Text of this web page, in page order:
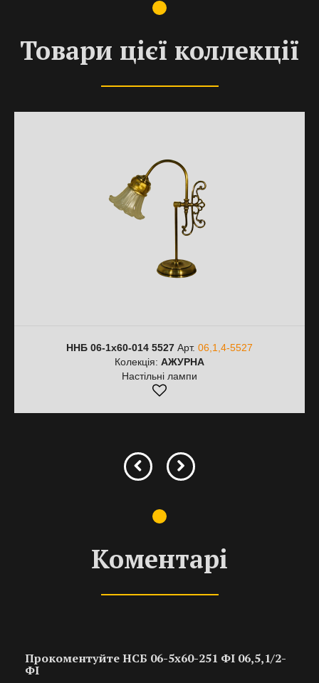
Товари цієї коллекції
ННБ 06-1х60-014 5527 Арт. 06,1,4-5527
Колекція: АЖУРНА
Настільні лампи
Коментарі
Прокоментуйте НСБ 06-5х60-251 ФІ 06,5,1/2-
ФІ